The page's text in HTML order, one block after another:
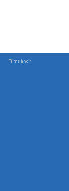
Films à voir